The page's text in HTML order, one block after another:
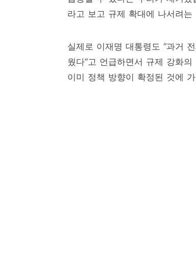
라고 보고 규제 확대에 나서려는
실제로 이재명 대통령도 “과거
웠다”고 언급하면서 규제 강화
이미 정책 방향이 확정된 것에